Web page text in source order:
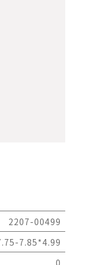
2207-00499
7.85*4.99
0